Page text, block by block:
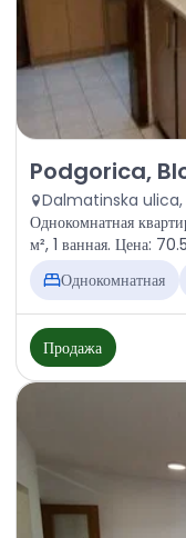
Продажа -
Podgorica,
Dalmatinska
Однокомнатная
м², 1 ванная. Цена:
Однокомнатная
Продажа